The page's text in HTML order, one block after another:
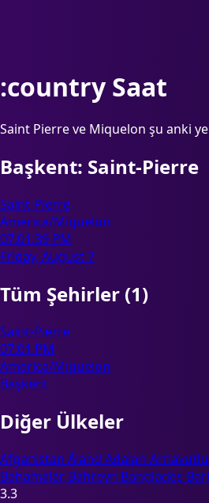
:country Saat
Saint Pierre ve Miquelon şu anki
Başkent: Saint-Pierre
Saint-Pierre
America/Miquelon
07:01:39 PM
Friday, August 7
Tüm Şehirler (1)
Saint-Pierre
07:01 PM
America/Miquelon
Başkent
Diğer Ülkeler
Afganistan Åland Adaları
Bahamalar Bahreyn Bangladeş
3.3